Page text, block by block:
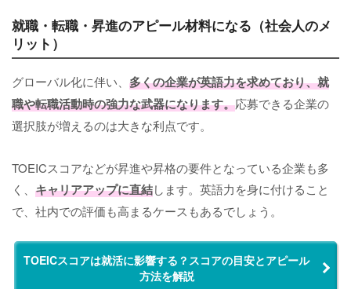
就職・転職・昇進のアピール材料になる（社会人のメ
リット）
グローバル化に伴い、 多くの企業が英語力を求めており、就
職や転職活動時の強力な武器になります。応募できる企業の
選択肢が増えるのは大きな利点です。
TOEICスコアなどが昇進や昇格の要件となっている企業も多
く、 キャリアアップに直結します。英語力を身に付けること
で、社内での評価も高まるケースもあるでしょう。
TOEICスコアは就活に影響する？スコアの目安とアピール
方法を解説